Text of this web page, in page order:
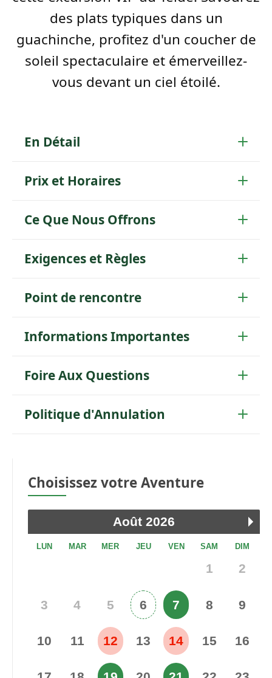
des plats typiques dans un
guachinche, profitez d'un coucher de
soleil spectaculaire et émerveillez-
vous devant un ciel étoilé.
En Détail
Prix et Horaires
Ce Que Nous Offrons
Exigences et Règles
Point de rencontre
Informations Importantes
Foire Aux Questions
Politique d'Annulation
Choisissez votre Aventure